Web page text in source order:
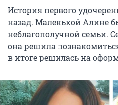
История первого
назад. Маленькой Алине
неблагополучной семьи.
она решила
в итоге решилась на